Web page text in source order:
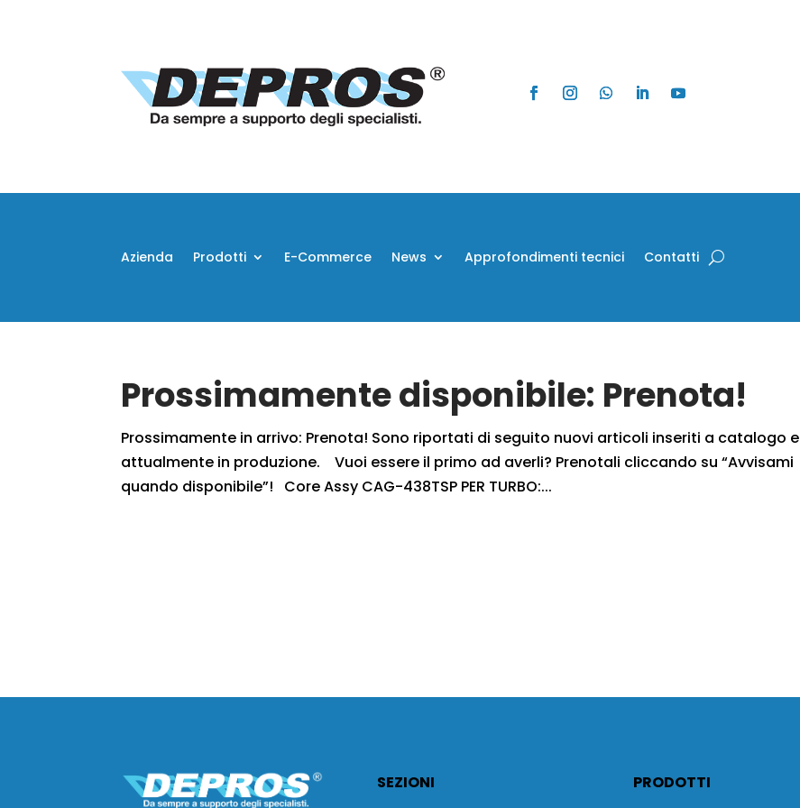
Azienda Prodotti E-Commerce News Approfondimenti tecnici Contatti
Prossimamente disponibile: Prenota!
Prossimamente in arrivo: Prenota! Sono riportati di seguito nuovi articoli inseriti a catalogo e
attualmente in produzione. Vuoi essere il primo ad averli? Prenotali cliccando su “Avvisami
quando disponibile”! Core Assy CAG-438TSP PER TURBO:...
SEZIONI
PRODOTTI